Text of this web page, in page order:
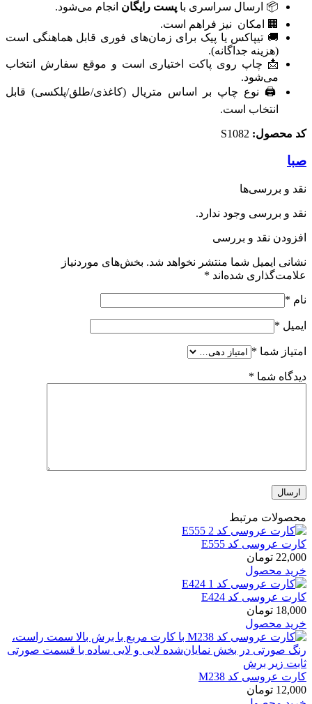
📦 ارسال سراسری با پست رایگان انجام می‌شود.
🏢 امکان ‌ نیز فراهم است.
🚚 تیپاکس یا پیک برای زمان‌های فوری قابل هماهنگی است
(هزینه جداگانه).
📩 چاپ روی پاکت اختیاری است و موقع سفارش انتخاب
می‌شود.
🖨️ نوع چاپ بر اساس متریال (کاغذی/طلق/پلکسی) قابل
انتخاب است.
کد محصول:
صبا
نقد و بررسی‌ها
نقد و بررسی وجود ندارد.
افزودن نقد و بررسی
نشانی ایمیل شما منتشر نخواهد شد. بخش‌های موردنیاز
علامت‌گذاری شده‌اند *
نام *
ایمیل *
امتیاز شما *
دیدگاه شما *
محصولات مرتبط
کارت عروسی کد E555
22,000 تومان
خرید محصول
کارت عروسی کد E424
18,000 تومان
خرید محصول
کارت عروسی کد M238
12,000 تومان